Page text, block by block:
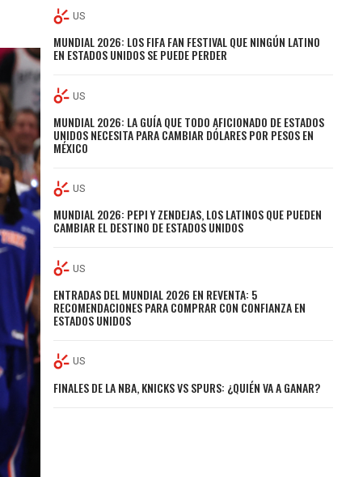
US
MUNDIAL 2026: LOS FIFA FAN FESTIVAL QUE NINGÚN LATINO
EN ESTADOS UNIDOS SE PUEDE PERDER
US
MUNDIAL 2026: LA GUÍA QUE TODO AFICIONADO DE ESTADOS
UNIDOS NECESITA PARA CAMBIAR DÓLARES POR PESOS EN
MÉXICO
US
MUNDIAL 2026: PEPI Y ZENDEJAS, LOS LATINOS QUE PUEDEN
CAMBIAR EL DESTINO DE ESTADOS UNIDOS
US
ENTRADAS DEL MUNDIAL 2026 EN REVENTA: 5
RECOMENDACIONES PARA COMPRAR CON CONFIANZA EN
ESTADOS UNIDOS
US
FINALES DE LA NBA, KNICKS VS SPURS: ¿QUIÉN VA A GANAR?